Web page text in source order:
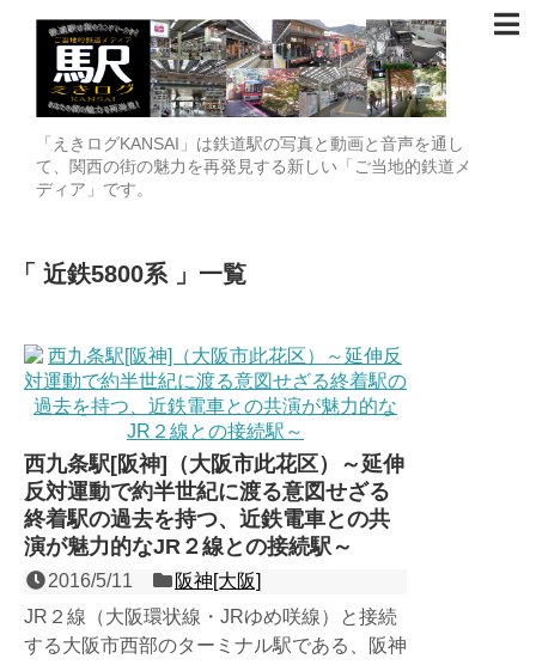
「えきログKANSAI」は鉄道駅の写真と動画と音声を通し
て、関西の街の魅力を再発見する新しい「ご当地的鉄道メ
ディア」です。
近鉄5800系 一覧
西九条駅[阪神]（大阪市此花区）～延伸
反対運動で約半世紀に渡る意図せざる
終着駅の過去を持つ、近鉄電車との共
演が魅力的なJR２線との接続駅～
2016/5/11
阪神[大阪]
JR２線（大阪環状線・JRゆめ咲線）と接続
する大阪市西部のターミナル駅である、阪神